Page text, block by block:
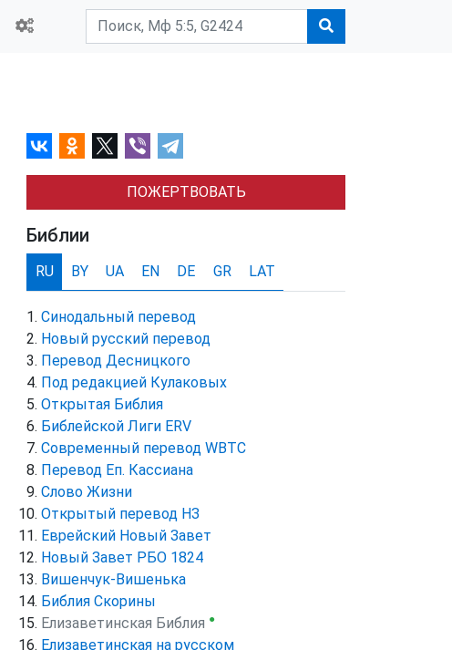
ПОЖЕРТВОВАТЬ
Библии
RU BY UA EN DE GR LAT
Синодальный перевод
Новый русский перевод
Перевод Десницкого
Под редакцией Кулаковых
Открытая Библия
Библейской Лиги ERV
Cовременный перевод WBTC
Перевод Еп. Кассиана
Слово Жизни
Открытый перевод НЗ
Еврейский Новый Завет
Новый Завет РБО 1824
Вишенчук-Вишенька
Библия Скорины
Елизаветинская Библия ●
Елизаветинская на русском